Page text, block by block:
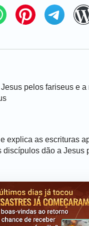
que viviam
e também
o peso e a
no coração
pelos fariseus e
explica as escrituras
discípulos dão a Jesus